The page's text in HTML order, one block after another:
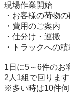
現場作業開始
・お客様の荷物
・費用のご案内
・仕分け・運搬
・トラックへの積
1日に5～6件のお
2人1組で回ります
※多い時は10件伺